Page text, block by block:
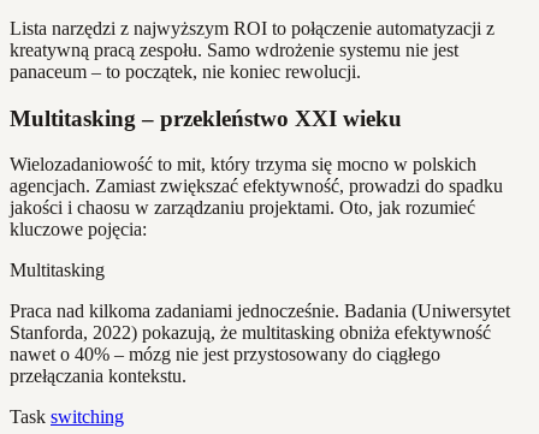
Lista narzędzi z najwyższym ROI to połączenie automatyzacji z
kreatywną pracą zespołu. Samo wdrożenie systemu nie jest
panaceum – to początek, nie koniec rewolucji.
Multitasking – przekleństwo XXI wieku
Wielozadaniowość to mit, który trzyma się mocno w polskich
agencjach. Zamiast zwiększać efektywność, prowadzi do spadku
jakości i chaosu w zarządzaniu projektami. Oto, jak rozumieć
kluczowe pojęcia:
Multitasking
Praca nad kilkoma zadaniami jednocześnie. Badania (Uniwersytet
Stanforda, 2022) pokazują, że multitasking obniża efektywność
nawet o 40% – mózg nie jest przystosowany do ciągłego
przełączania kontekstu.
Task switching